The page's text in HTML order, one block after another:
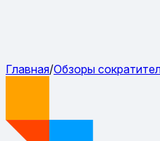
Главная/Обзоры